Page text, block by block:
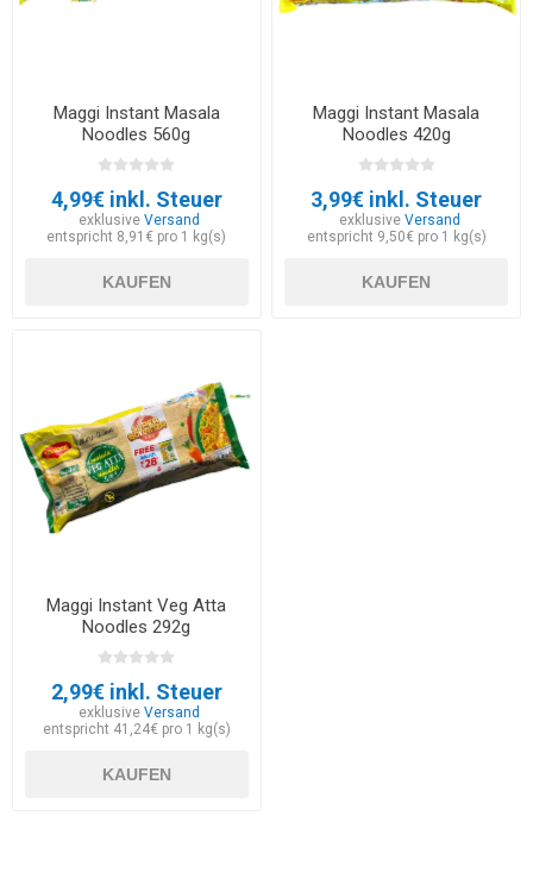
Maggi Instant Masala
Noodles 560g
4,99€ inkl. Steuer
exklusiveVersand
entspricht 8,91€ pro 1 kg(s)
KAUFEN
Maggi Instant Masala
Noodles 420g
3,99€ inkl. Steuer
exklusive Versand
entspricht 9,50€ pro 1 kg(s)
KAUFEN
Maggi Instant Veg Atta
Noodles 292g
2,99€ inkl. Steuer
exklusiveVersand
entspricht 41,24€ pro 1 kg(s)
KAUFEN